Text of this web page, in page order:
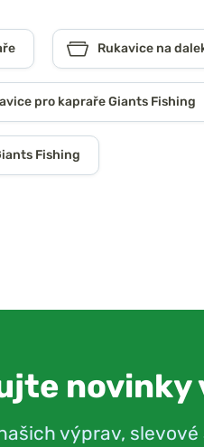
Rukavice na
pro kapraře Giants Fishing
Fishing
novinky
výprav,